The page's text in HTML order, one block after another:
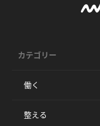
カテゴリー
働く
整える